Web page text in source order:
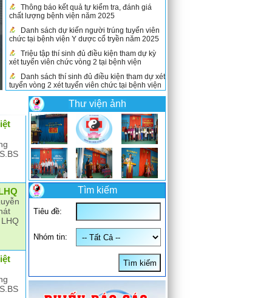
Thanh Hoá.
tại bệnh viện Y dược cổ truyền tỉnh Thanh Hóa.
bệnh viện Y dược cổ truyền tỉnh Thanh Hóa
truyền năm 2026
Thông báo kết quả tự kiểm tra, đánh giá
chất lượng bệnh viện năm 2025
Danh sách dự kiến người trúng tuyển viên
chức tại bệnh viện Y dược cổ tryền năm 2025
Triệu tập thí sinh đủ điều kiện tham dự kỳ
xét tuyển viên chức vòng 2 tại bệnh viện
Danh sách thí sinh đủ điều kiện tham dự xét
tuyển vòng 2 xét tuyển viên chức tại bệnh viện
Nội dung ôn tập kỳ xét tuyển viên chức năm
2025 tại bệnh viện YDCT
Thông báo tuyển dụng, phương án, phiếu
đăng ký tuyển dụng tại bệnh viện Y dược cổ
truyền tỉnh Thanh Hóa 2025
Thư viện ảnh
Tìm kiếm
Tiêu đề:
Nhóm tin: